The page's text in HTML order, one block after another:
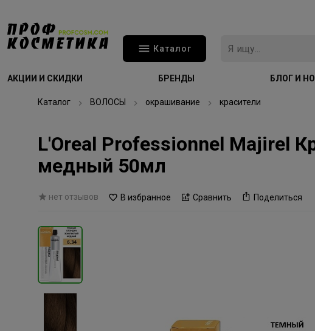
Каталог
АКЦИИ И СКИДКИ БРЕНДЫ БЛОГ И
Каталог ВОЛОСЫ окрашивание красители
L'Oreal Professionnel Majirel
медный 50мл
нет отзывов В избранное Сравнить Поделиться